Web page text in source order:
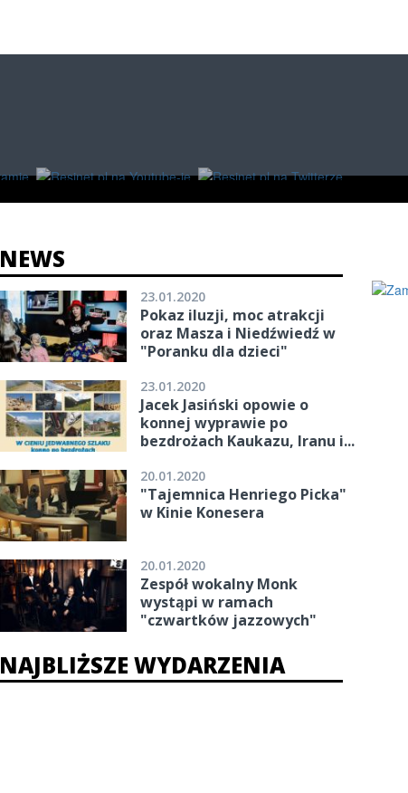
NEWS
23.01.2020
Pokaz iluzji, moc atrakcji
oraz Masza i Niedźwiedź w
"Poranku dla dzieci"
23.01.2020
Jacek Jasiński opowie o
konnej wyprawie po
bezdrożach Kaukazu, Iranu i...
20.01.2020
"Tajemnica Henriego Picka"
w Kinie Konesera
20.01.2020
Zespół wokalny Monk
wystąpi w ramach
"czwartków jazzowych"
NAJBLIŻSZE WYDARZENIA